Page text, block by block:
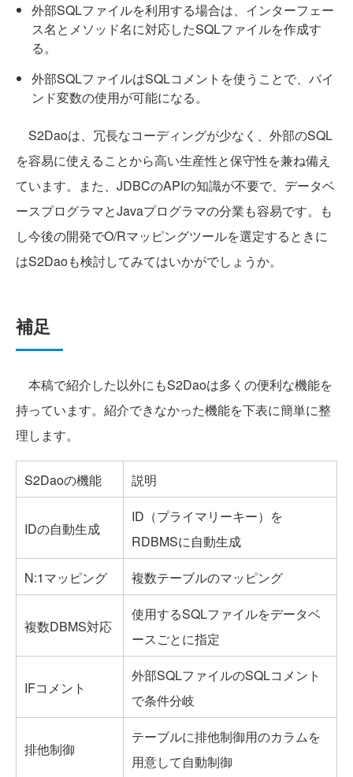
外部SQLファイルを利用する場合は、インターフェー
ス名とメソッド名に対応したSQLファイルを作成す
る。
外部SQLファイルはSQLコメントを使うことで、バイ
ンド変数の使用が可能になる。
S2Daoは、冗長なコーディングが少なく、外部のSQL
を容易に使えることから高い生産性と保守性を兼ね備え
ています。また、JDBCのAPIの知識が不要で、データベ
ースプログラマとJavaプログラマの分業も容易です。も
し今後の開発でO/Rマッピングツールを選定するときに
はS2Daoも検討してみてはいかがでしょうか。
補足
本稿で紹介した以外にもS2Daoは多くの便利な機能を
持っています。紹介できなかった機能を下表に簡単に整
理します。
S2Daoの機能 説明
IDの自動生成
ID（プライマリーキー）を
RDBMSに自動生成
N:1マッピング
複数テーブルのマッピング
複数DBMS対応
使用するSQLファイルをデータベ
ースごとに指定
IFコメント
外部SQLファイルのSQLコメント
で条件分岐
排他制御
テーブルに排他制御用のカラムを
用意して自動制御